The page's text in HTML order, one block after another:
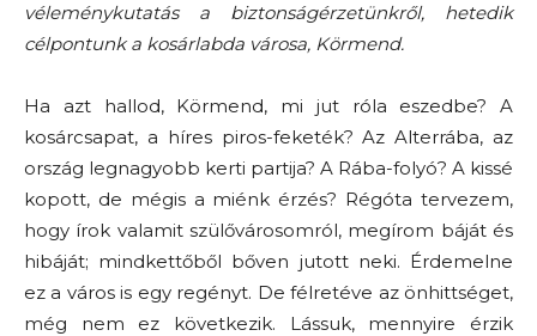
véleménykutatás a biztonságérzetünkről, hetedik
célpontunk a kosárlabda városa, Körmend.
Ha azt hallod, Körmend, mi jut róla eszedbe? A
kosárcsapat, a híres piros-feketék? Az Alterrába, az
ország legnagyobb kerti partija? A Rába-folyó? A kissé
kopott, de mégis a miénk érzés? Régóta tervezem,
hogy írok valamit szülővárosomról, megírom báját és
hibáját; mindkettőből bőven jutott neki. Érdemelne
ez a város is egy regényt. De félretéve az önhittséget,
még nem ez következik. Lássuk, mennyire érzik